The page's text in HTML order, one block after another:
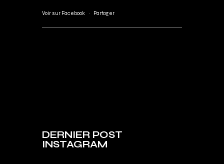
Voir sur Facebook · Partager
DERNIER POST
INSTAGRAM